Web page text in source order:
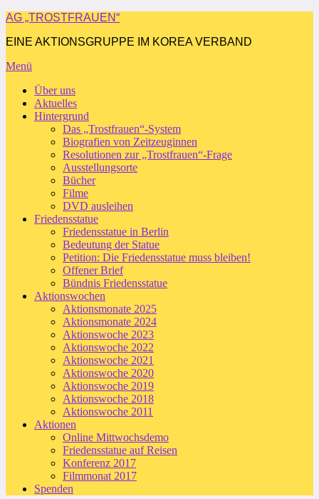
Zum
springen
AG „TROSTFRAUEN“
EINE AKTIONSGRUPPE IM KOREA VERBAND
Menü
Über uns
Aktuelles
Hintergrund
Das „Trostfrauen“-System
Biografien von Zeitzeuginnen
Resolutionen zur „Trostfrauen“-Frage
Ausstellungsorte
Bücher
Filme
DVD ausleihen
Friedensstatue
Friedensstatue in Berlin
Bedeutung der Statue
Petition: Die Friedensstatue muss bleiben!
Offener Brief
Bündnis Friedensstatue
Aktionswochen
Aktionsmonate 2025
Aktionsmonate 2024
Aktionswoche 2023
Aktionswoche 2022
Aktionswoche 2021
Aktionswoche 2020
Aktionswoche 2019
Aktionswoche 2018
Aktionswoche 2011
Aktionen
Online Mittwochsdemo
Friedensstatue auf Reisen
Konferenz 2017
Filmmonat 2017
Spenden